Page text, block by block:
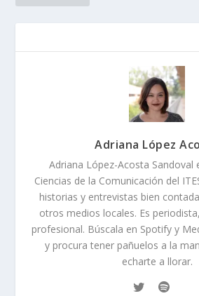
Adriana López
Adriana López-Acosta Sandoval
Ciencias de la Comunicación del
historias y entrevistas bien
otros medios locales. Es
profesional. Búscala en Spotify y
y procura tener pañuelos a la
echarte a llorar.